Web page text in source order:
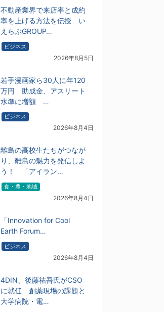
不動産業界で来店率と成約
率を上げる方法を伝授 い
えらぶGROUP…
ビジネス
2026年8月5日
若手漫画家ら30人に年120
万円 助成金、アスリート
水準に増額 …
ビジネス
2026年8月4日
離島の高校生たちがつなが
り、離島の魅力を発信しよ
う！ 「アイラン…
食・農・地域
2026年8月4日
「Innovation for Cool
Earth Forum…
ビジネス
2026年8月4日
4DIN、後藤祐吾氏がCSO
に就任 創薬現場の課題と
大学病院・電…